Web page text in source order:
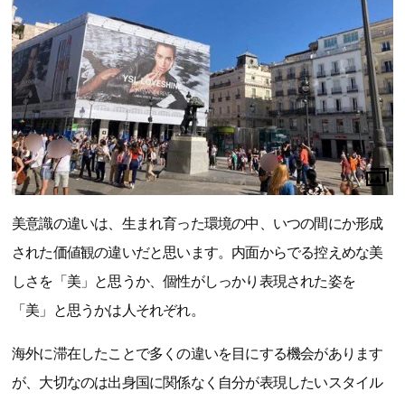
美意識の違いは、生まれ育った環境の中、いつの間にか形成
された価値観の違いだと思います。内面からでる控えめな美
しさを「美」と思うか、個性がしっかり表現された姿を
「美」と思うかは人それぞれ。
海外に滞在したことで多くの違いを目にする機会があります
が、大切なのは出身国に関係なく自分が表現したいスタイル